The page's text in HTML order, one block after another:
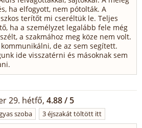
ha elfogyott, nem pótolták. A
terítőt mi cseréltük le. Teljes
ha a személyzet legalább fele még
a szakmához meg köze nem volt.
de az sem segített.
ide visszatérni és másoknak sem
29. hétfő, 4.88 / 5
szoba 3 éjszakát töltött itt